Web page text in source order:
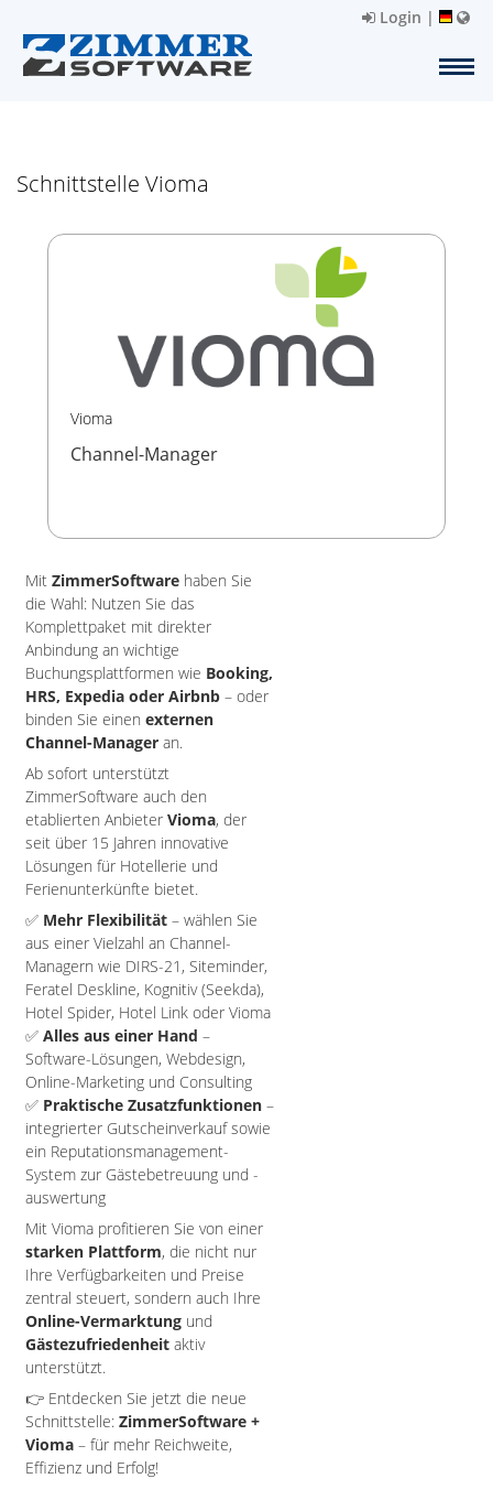
Login |
Schnittstelle Vioma
Vioma
Channel-Manager
Mit ZimmerSoftware haben Sie
die Wahl: Nutzen Sie das
Komplettpaket mit direkter
Anbindung an wichtige
Buchungsplattformen wie Booking,
HRS, Expedia oder Airbnb – oder
binden Sie einen externen
Channel-Manager an.
Ab sofort unterstützt
ZimmerSoftware auch den
etablierten Anbieter Vioma, der
seit über 15 Jahren innovative
Lösungen für Hotellerie und
Ferienunterkünfte bietet.
✅ Mehr Flexibilität – wählen Sie
aus einer Vielzahl an Channel-
Managern wie DIRS-21, Siteminder,
Feratel Deskline, Kognitiv (Seekda),
Hotel Spider, Hotel Link oder Vioma
✅ Alles aus einer Hand –
Software-Lösungen, Webdesign,
Online-Marketing und Consulting
✅ Praktische Zusatzfunktionen –
integrierter Gutscheinverkauf sowie
ein Reputationsmanagement-
System zur Gästebetreuung und -
auswertung
Mit Vioma profitieren Sie von einer
starken Plattform, die nicht nur
Ihre Verfügbarkeiten und Preise
zentral steuert, sondern auch Ihre
Online-Vermarktung und
Gästezufriedenheit aktiv
unterstützt.
👉 Entdecken Sie jetzt die neue
Schnittstelle: ZimmerSoftware +
Vioma – für mehr Reichweite,
Effizienz und Erfolg!